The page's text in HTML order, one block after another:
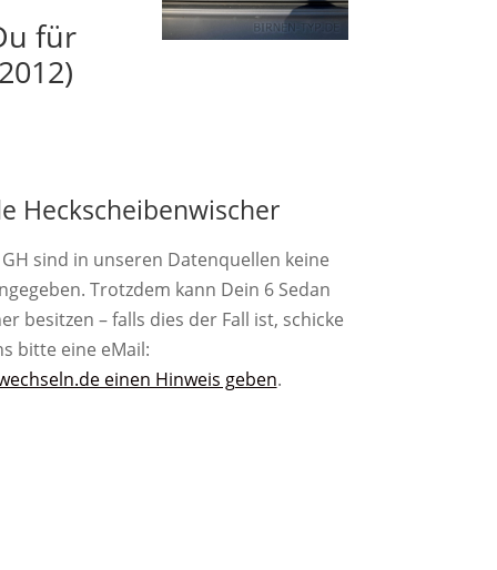
für
Heckscheibenwischer
sind in unseren Datenquellen keine
Trotzdem kann Dein 6 Sedan
besitzen – falls dies der Fall ist, schicke
bitte eine eMail:
einen Hinweis geben.